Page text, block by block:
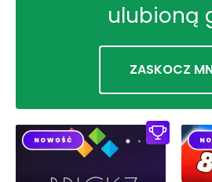
ulubioną
ZASKOCZ